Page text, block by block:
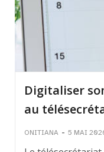
Digitaliser
au
ONITIANA - 5 MAI